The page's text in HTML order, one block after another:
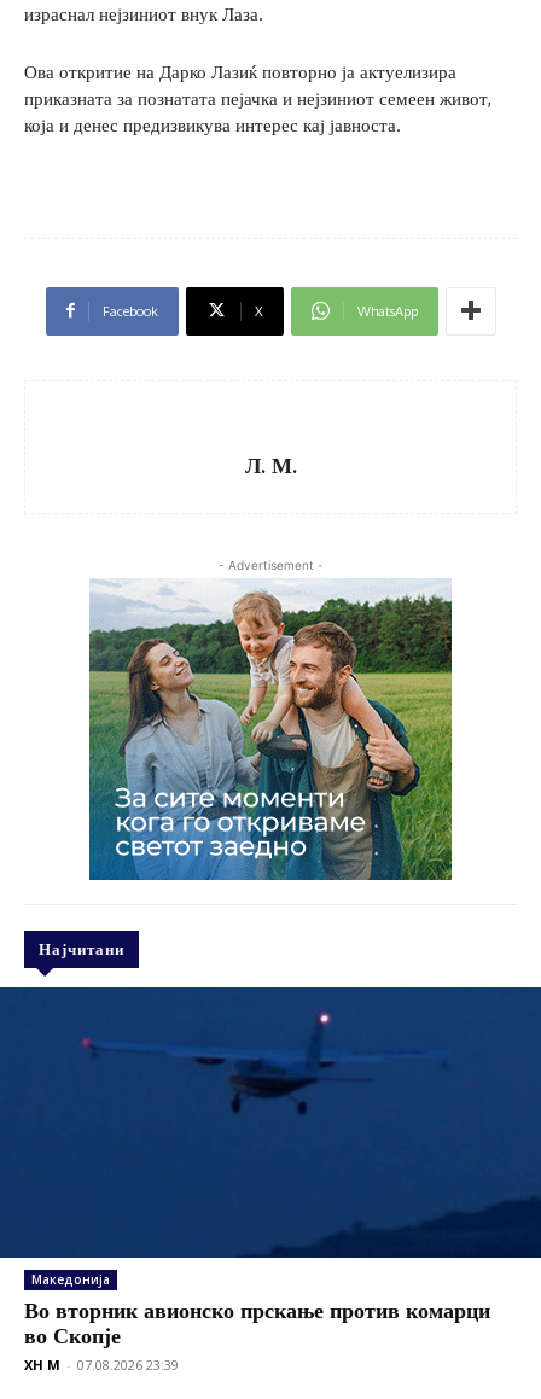
израснал нејзиниот внук Лаза.
Ова откритие на Дарко Лазиќ повторно ја актуелизира
приказната за познатата пејачка и нејзиниот семеен живот,
која и денес предизвикува интерес кај јавноста.
Facebook X WhatsApp
Л. М.
- Advertisement -
Најчитани
Македонија
Во вторник авионско прскање против комарци
во Скопје
XH M - 07.08.2026 23:39